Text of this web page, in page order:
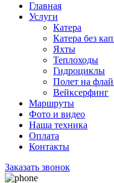
Главная
Услуги
Катера
Катера без
Яхты
Теплоходы
Гидроциклы
Полет на
Вейксерфинг
Маршруты
Фото и видео
Наша техника
Оплата
Контакты
Заказать звонок